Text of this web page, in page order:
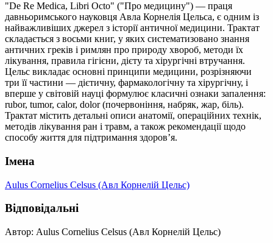
"De Re Medica, Libri Octo" ("Про медицину") — праця
давньоримського науковця Авла Корнелія Цельса, є одним із
найважливіших джерел з історії античної медицини. Трактат
складається з восьми книг, у яких систематизовано знання
античних греків і римлян про природу хвороб, методи їх
лікування, правила гігієни, дієту та хірургічні втручання.
Цельс викладає основні принципи медицини, розрізняючи
три її частини — дієтичну, фармакологічну та хірургічну, і
вперше у світовій науці формулює класичні ознаки запалення:
rubor, tumor, calor, dolor (почервоніння, набряк, жар, біль).
Трактат містить детальні описи анатомії, операційних технік,
методів лікування ран і травм, а також рекомендації щодо
способу життя для підтримання здоров’я.
Імена
Aulus Cornelius Celsus (Авл Корнелій Цельс)
Відповідальні
Автор: Aulus Cornelius Celsus (Авл Корнелій Цельс)